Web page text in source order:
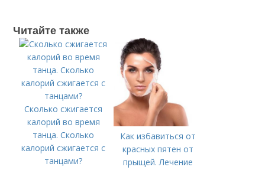
Читайте также
Сколько сжигается
калорий во время
танца. Сколько
калорий сжигается с
танцами?
Как избавиться от
красных пятен от
прыщей. Лечение